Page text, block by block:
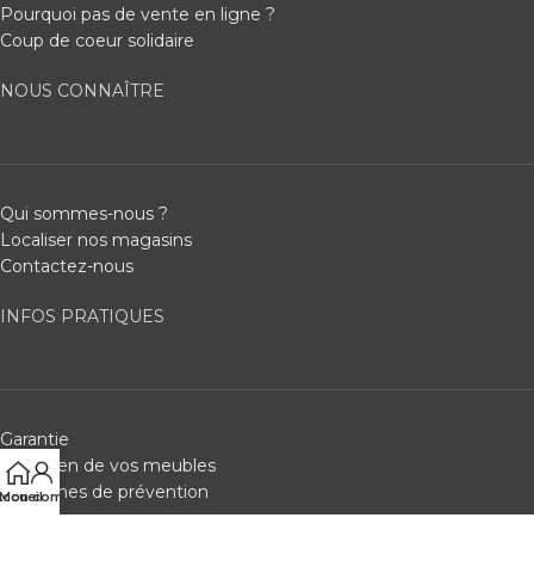
Pourquoi pas de vente en ligne ?
Coup de coeur solidaire
NOUS CONNAÎTRE
Qui sommes-nous ?
Localiser nos magasins
Contactez-nous
INFOS PRATIQUES
Garantie
Entretien de vos meubles
Consignes de prévention
compte